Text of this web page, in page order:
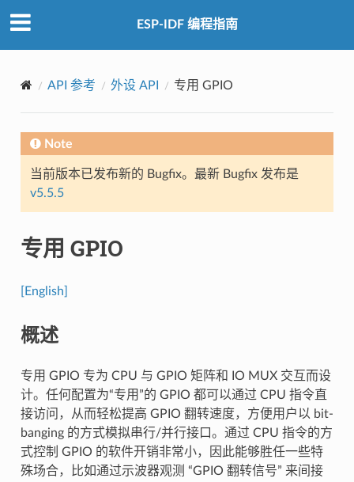
ESP-IDF 编程指南
API 参考 外设 API 专用 GPIO
Note
当前版本已发布新的 Bugfix。最新 Bugfix 发布是
v5.5.5
专用 GPIO
[English]
概述
专用 GPIO 专为 CPU 与 GPIO 矩阵和 IO MUX 交互而设
计。任何配置为“专用”的 GPIO 都可以通过 CPU 指令直
接访问，从而轻松提高 GPIO 翻转速度，方便用户以 bit-
banging 的方式模拟串行/并行接口。通过 CPU 指令的方
式控制 GPIO 的软件开销非常小，因此能够胜任一些特
殊场合，比如通过示波器观测 “GPIO 翻转信号” 来间接